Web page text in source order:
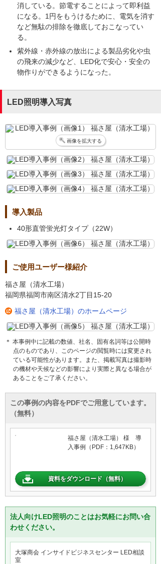
消している。節電することによって即利益
になる。1円をもうけるために、電気を消す
など無駄の排除を徹底しておこなってい
る。
紫外線・赤外線の放出による製品劣化や虫
の飛来の減少など、LED化で安心・安全の
物作りができるようになった。
LED照明導入写真
画像を拡大する
導入製品
40形直管蛍光灯タイプ（22W）
ご使用ユーザー様紹介
福さ屋（清水工場）
福岡県福岡市南区清水2丁目15-20
福さ屋（清水工場）のホームページ
＊ 本事例中に記載の数値、社名、固有名詞等は公開時
点のものであり、このページの閲覧時には変更され
ている可能性があります。また、掲載写真は撮影時
の機材や天候などの影響により実際と異なる場合が
あることをご了承ください。
この事例の内容をPDFでご用意しています。
（無料）
福さ屋（清水工場） 様 導
入事例（PDF：1,647KB）
資料をダウンロード（無料）
法人向けLED照明のことはお気軽にお問い合
わせください。
大塚商会 インサイドビジネスセンター LED相談
室